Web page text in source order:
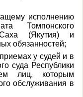
исполнению
Томпонского
(Якутия) и
обязанностей;
у судей и в
суда Республики
лиц, которым
обслуживания в